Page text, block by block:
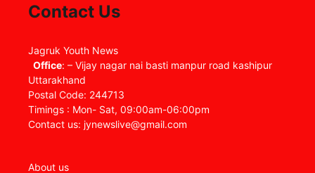
Contact Us
Jagruk Youth News
Office: – Vijay nagar nai basti manpur road kashipur
Uttarakhand
Postal Code: 244713
Timings : Mon- Sat, 09:00am-06:00pm
Contact us: jynewslive@gmail.com
About us